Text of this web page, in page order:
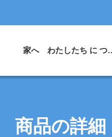
家へ わたし
商品の詳細